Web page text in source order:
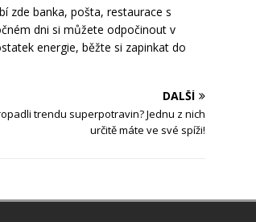
zde banka, pošta, restaurace s
dni si můžete odpočinout v
energie, běžte si zapinkat do
DALŠÍ
trendu superpotravin? Jednu z nich
určitě máte ve své spíži!